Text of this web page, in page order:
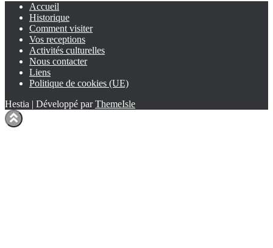
Accueil
Historique
Comment visiter
Vos receptions
Activités culturelles
Nous contacter
Liens
Politique de cookies (UE)
Hestia | Développé parThemeIsle